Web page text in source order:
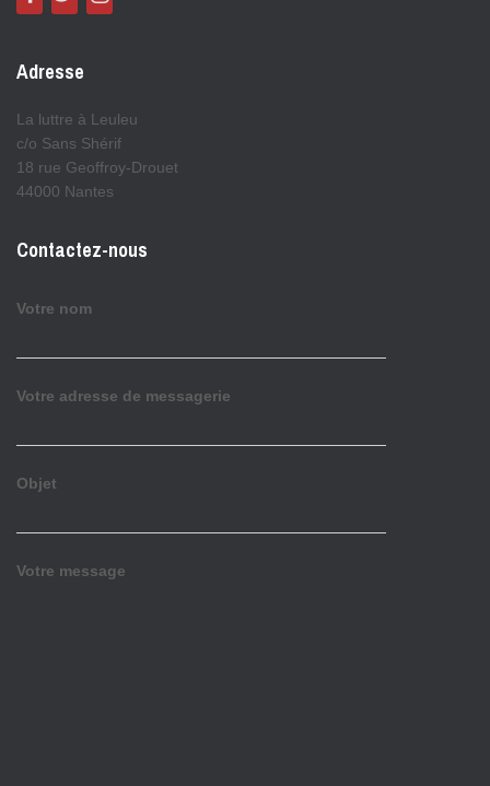
Adresse
La luttre à Leuleu
c/o Sans Shérif
18 rue Geoffroy-Drouet
44000 Nantes
Contactez-nous
Votre nom
Votre adresse de messagerie
Objet
Votre message